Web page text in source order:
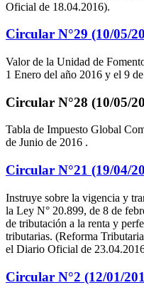
Oficial de 18.04.2016).
Circular N°29 (10/05/
Valor de la Unidad de
1 Enero del año 2016 y el 9
Circular N°28 (10/05/
Tabla de Impuesto Global
de Junio de 2016 .
Circular N°21 (19/04/
Instruye sobre la vigencia y
la Ley N° 20.899, de 8 de
de tributación a la renta y
tributarias. (Reforma
el Diario Oficial de
Circular N°2 (12/01/